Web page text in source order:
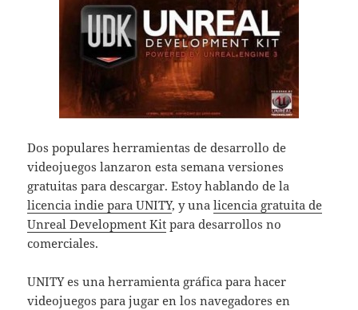
Dos populares herramientas de desarrollo de
videojuegos lanzaron esta semana versiones
gratuitas para descargar. Estoy hablando de la
licencia indie para UNITY, y unalicencia gratuita de
Unreal Development Kit para desarrollos no
comerciales.
UNITY es una herramienta gráfica para hacer
videojuegos para jugar en los navegadores en